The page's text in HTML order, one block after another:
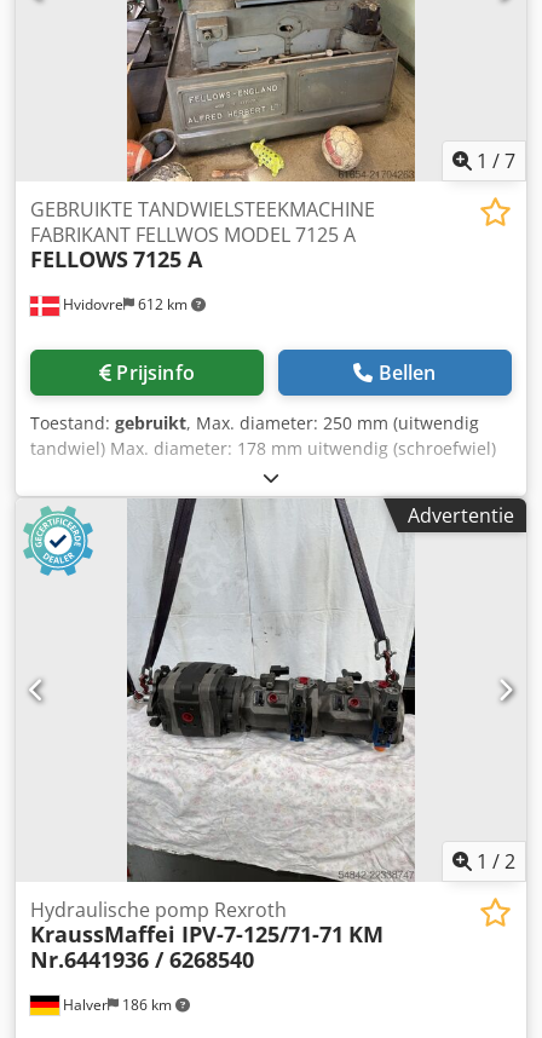
1 /7
Hvidovre 612 km
GEBRUIKTE TANDWIELSTEEKMACHINE
FABRIKANT FELLWOS MODEL 7125 A
FELLOWS7125 A
Prijsinfo Bellen
Toestand: gebruikt, Max. diameter: 250 mm (uitwendig
tandwiel) Max. diameter: 178 mm uitwendig (schroefwiel)
Max. diameter: 153 mm (inwendig recht of schroefwiel)
Max. tandbreedte: 51 mm Max. helixhoek: 45° Dcjdjy
Anwiopfx Ac Ejk Aantal slagen: 156–515 slagen per minuut
Snijsnelheid per slag: 0,006–0,0013 Uitgerust met: Diverse
verwisselbare tandwielen
Advertentie
1 /2
Halver 186 km
Hydraulische pomp Rexroth
KraussMaffei IPV-7-125/71-71 KM
Nr.6441936 / 6268540